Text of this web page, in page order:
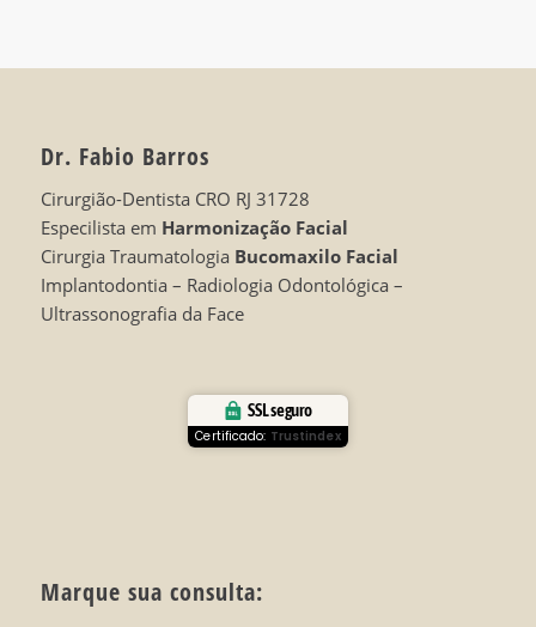
Dr. Fabio Barros
Cirurgião-Dentista CRO RJ 31728
Especilista em Harmonização Facial
Cirurgia Traumatologia Bucomaxilo Facial
Implantodontia – Radiologia Odontológica –
Ultrassonografia da Face
SSL seguro
Certificado: Trustindex
Marque sua consulta: